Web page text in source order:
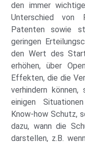
den immer
Unterschied von
Patenten sowie
geringen
den Wert des
erhöhen, über
Effekten, die die
verhindern
einigen
Know-how Schutz,
dazu, wann die
darstellen, z.B.